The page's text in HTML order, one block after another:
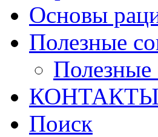
Основы
Полезные
КОНТАКТЫ
Поиск